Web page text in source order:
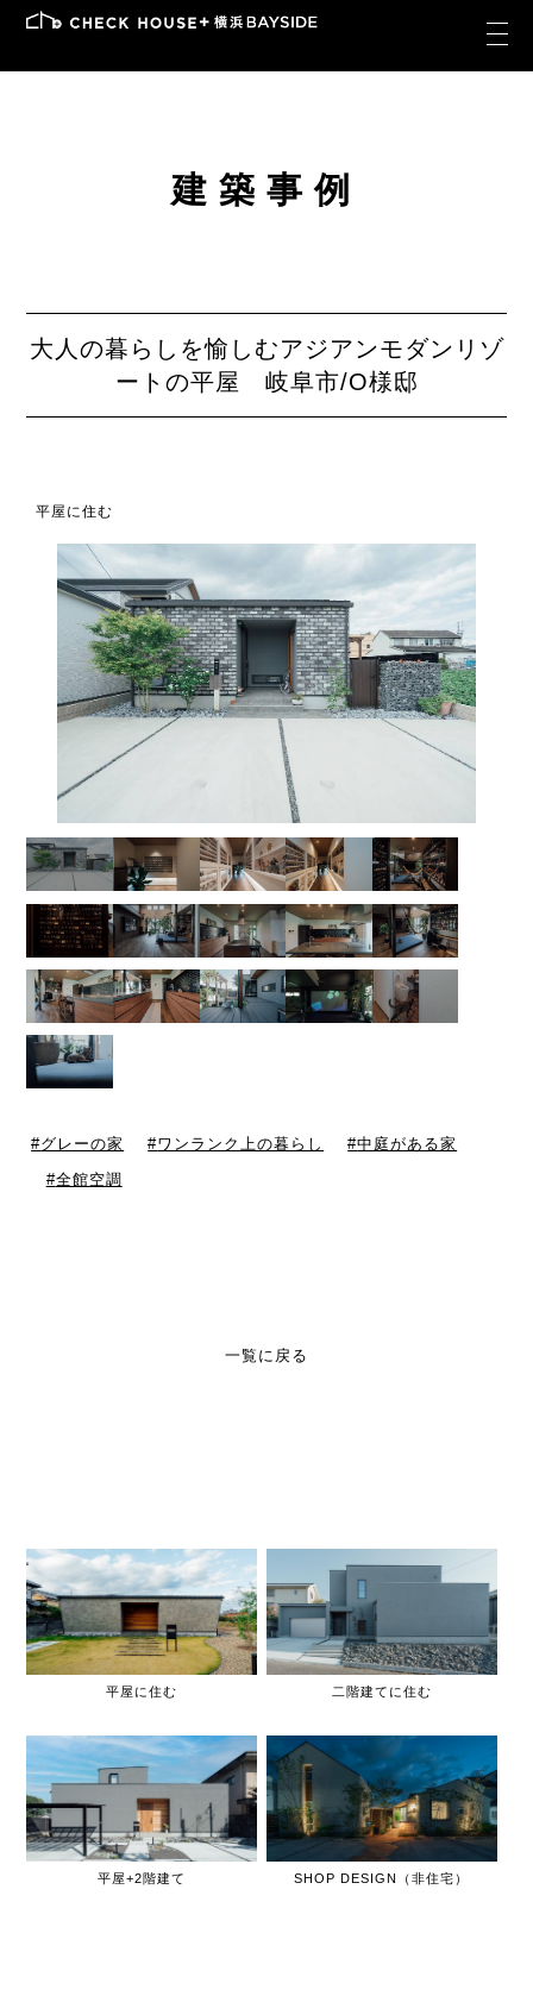
建築事例
大人の暮らしを愉しむアジアンモダンリゾ
ートの平屋 岐阜市/O様邸
平屋に住む
グレーの家 ワンランク上の暮らし 中庭がある家
全館空調
一覧に戻る
平屋に住む 二階建てに住む
平屋+2階建て SHOP DESIGN（非住宅）